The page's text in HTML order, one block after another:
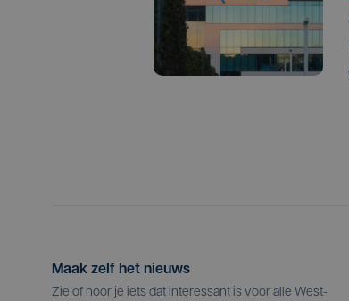
Maak zelf het nieuws
Zie of hoor je iets dat interessant is voor alle West-